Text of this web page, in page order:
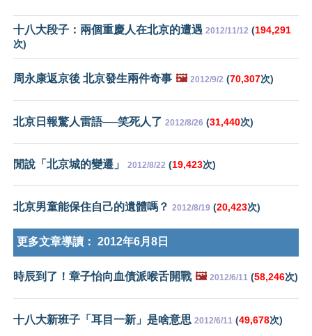
十八大段子：兩個重慶人在北京的遭遇 2012/11/12 (194,291
次)
周永康返京後 北京發生兩件奇事 🖼️ 2012/9/2 (70,307次)
北京日報驚人雷語──笑死人了 2012/8/26 (31,440次)
閒說「北京城的變遷」 2012/8/22 (19,423次)
北京男童能保住自己的遺體嗎？ 2012/8/19 (20,423次)
更多文章導讀： 2012年6月8日
時辰到了！章子怡向血債派喉舌開戰 🖼️ 2012/6/11 (58,246次)
十八大新班子「耳目一新」是啥意思 2012/6/11 (49,678次)